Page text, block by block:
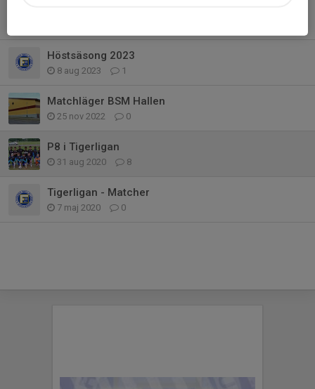
Höstsäsong 2023
8 aug 2023 1
Matchläger BSM Hallen
25 nov 2022 0
P8 i Tigerligan
31 aug 2020 8
Tigerligan - Matcher
7 maj 2020 0